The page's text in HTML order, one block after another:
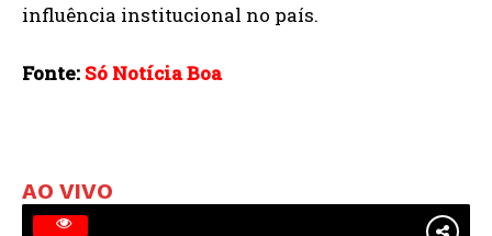
AO VIVO
influência institucional no país.
Fonte: Só Notícia Boa